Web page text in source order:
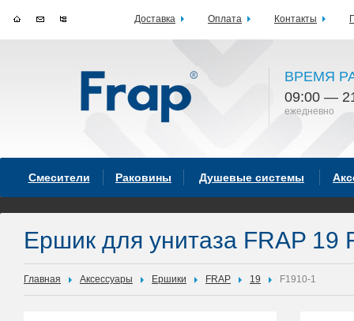
ВРЕМЯ
09:00 —
ежедневно
Смесители Раковины Душевые системы
Ершик для унитаза FRAP 19
Главная Аксессуары Ершики FRAP 19 F1910-1
Доставка Оплата Контакты